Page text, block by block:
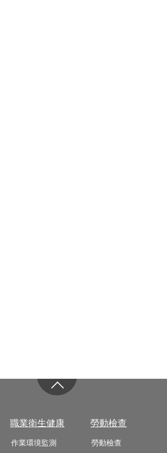
職業衛生健康
作業環境監測
勞動檢查
勞動檢查